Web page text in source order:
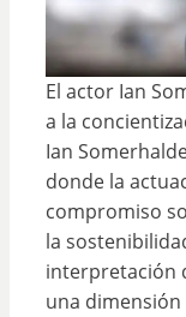
El actor Ian
a la
Ian
donde la
compromiso
la
interpretación
una